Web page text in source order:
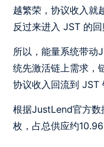
越繁荣，协议收入就
反过来进入 JST 的回
所以，能量系统带动
统先激活链上需求，
协议收入回流到 JST
根据JustLend官方数
枚，占总供应约